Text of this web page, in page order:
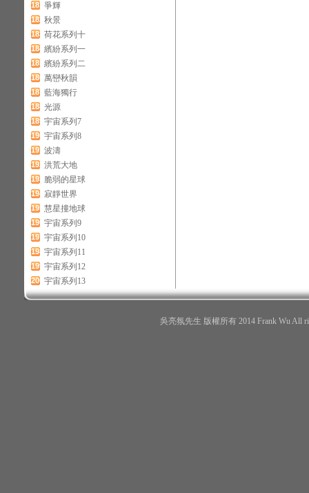
181 爭輝
182 秋景
183 荷花系列十
184 繽紛系列一
185 繽紛系列二
186 萬巒秋韻
187 藍海獨行
188 光源
189 宇宙系列7
190 宇宙系列8
191 波濤
192 洪荒大地
193 脆弱的星球
194 寂靜世界
195 慧星撞地球
196 宇宙系列9
197 宇宙系列10
198 宇宙系列11
199 宇宙系列12
200 宇宙系列13
吳亮氛先生 版權所有 2014 Frank Wu All